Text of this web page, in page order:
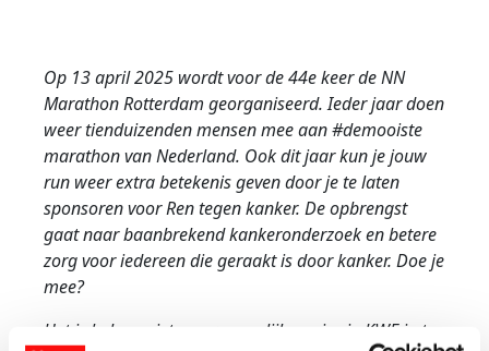
Op 13 april 2025 wordt voor de 44e keer de NN
Marathon Rotterdam georganiseerd. Ieder jaar doen
weer tienduizenden mensen mee aan #demooiste
marathon van Nederland. Ook dit jaar kun je jouw
run weer extra betekenis geven door je te laten
sponsoren voor Ren tegen kanker. De opbrengst
gaat naar baanbrekend kankeronderzoek en betere
zorg voor iedereen die geraakt is door kanker. Doe je
mee?
Het is helaas niet meer mogelijk om je via KWF in te